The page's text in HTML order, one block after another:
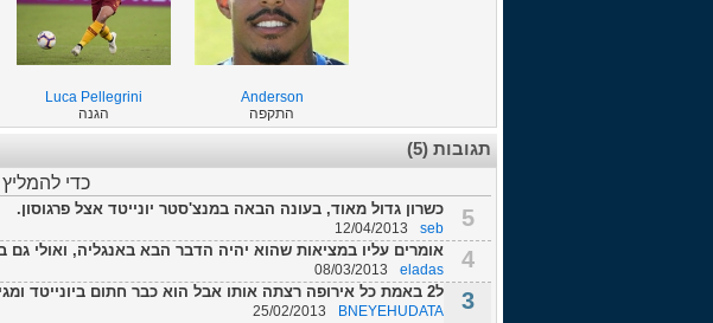
Anderson
התקפה
Luca Pellegrini
הגנה
תגובות (5)
כדי
5 כשרון גדול מאוד, בעונה הבאה במנצ'סטר יונייטד אצל פרגוסון.
seb
12/04/2013
4 אומרים עליו במציאות שהוא יהיה הדבר הבא באנגליה, ואולי
eladas
08/03/2013
3 ל2 באמת כל אירופה רצתה אותו אבל הוא כבר חתום ביונייטד ומגיע בקיץ
BNEYEHUDATA
25/02/2013